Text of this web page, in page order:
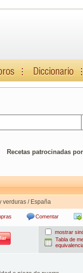
Recetas patrocinadas
verduras / España
Comentar
mostrar
Tabla de